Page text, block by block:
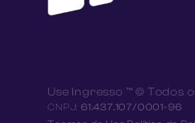
Use Ingresso ™ © Todos
CNPJ:61.437.107/0001-96